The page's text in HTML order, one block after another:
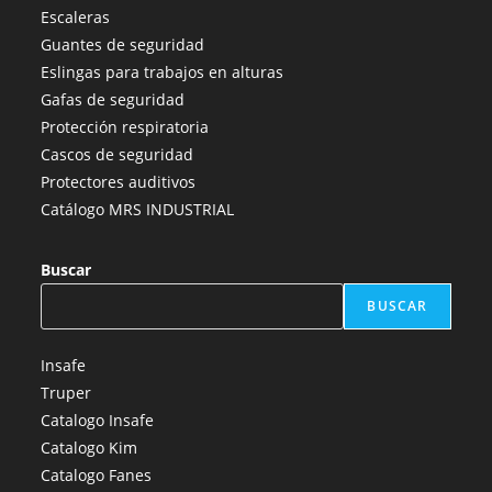
en
una
nueva
pestaña
una
nueva
pestaña
una
nueva
pestaña
nueva
Escaleras
Guantes de seguridad
Eslingas para trabajos en alturas
Gafas de seguridad
Protección respiratoria
Cascos de seguridad
Protectores auditivos
Catálogo MRS INDUSTRIAL
Buscar
BUSCAR
Insafe
Truper
Catalogo Insafe
Catalogo Kim
Catalogo Fanes